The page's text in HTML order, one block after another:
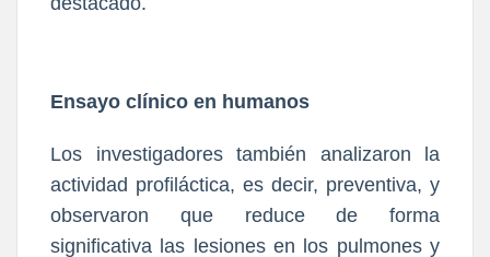
Ensayo clínico en humanos
Los investigadores también analizaron la
actividad profiláctica, es decir, preventiva, y
observaron que reduce de forma
significativa las lesiones en los pulmones y